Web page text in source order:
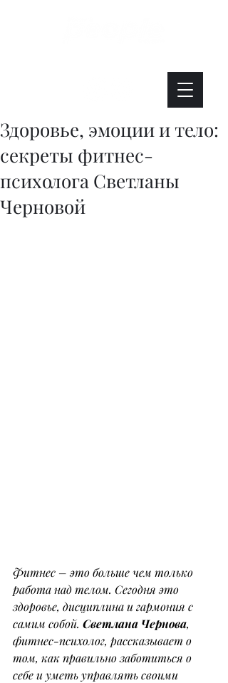
Здоровье, эмоции и тело:
секреты фитнес-
психолога Светланы
Черновой
Фитнес – это больше чем только
работа над телом. Сегодня это
здоровье, дисциплина и гармония с
самим собой. Светлана Чернова,
фитнес-психолог, рассказывает о
том, как правильно заботиться о
себе и уметь управлять своими